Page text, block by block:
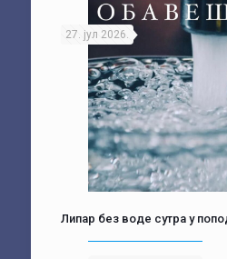
27. јул 2026.
Липар без воде сутра у